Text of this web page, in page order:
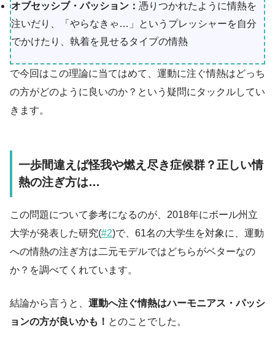
オブセッシブ・パッション： 憑りつかれたように情熱を
注いだり、「やらなきゃ…」というプレッシャーを自分
でかけたり、執着を見せるタイプの情熱
で今回はこの理論に当てはめて、運動に注ぐ情熱はどっち
の方がどのように良いのか？という疑問にタックルしてい
きます。
一歩間違えば怪我や燃え尽き症候群？正しい情
熱の注ぎ方は…
この問題について参考になるのが、2018年にボール州立
大学が発表した研究(#2)で、61名の大学生を対象に、運動
への情熱の注ぎ方は二元モデルではどちらがベターなの
か？を調べてくれています。
結論から言うと、 運動へ注ぐ情熱はハーモニアス・パッシ
ョンの方が良いかも！ とのことでした。